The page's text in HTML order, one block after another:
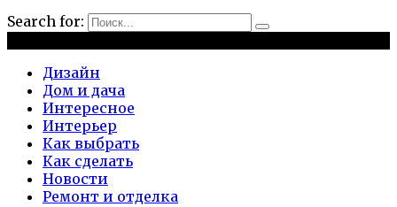
Search for:
Дизайн
Дом и дача
Интересное
Интерьер
Как выбрать
Как сделать
Новости
Ремонт и отделка